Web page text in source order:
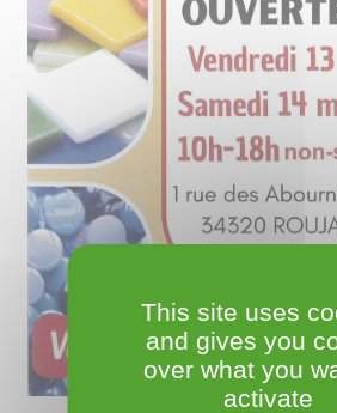
This site uses
and gives you
over what you
activate